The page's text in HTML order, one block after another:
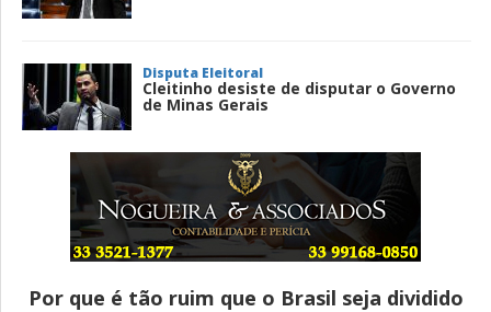
Disputa Eleitoral
Cleitinho desiste de disputar o Governo
de Minas Gerais
Entenda
Pix Pensão Alimentícia: entenda o que é
e como solicitar
Por que é tão ruim que o Brasil seja dividido